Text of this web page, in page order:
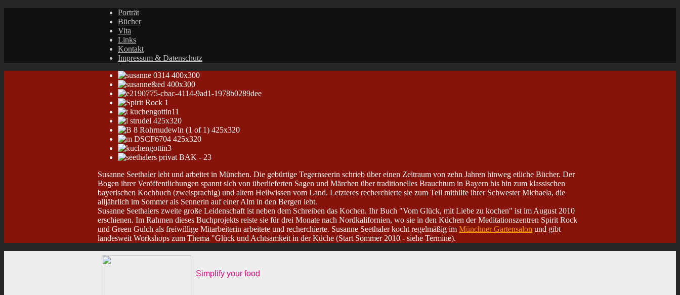
Porträt
Bücher
Vita
Links
Kontakt
Impressum & Datenschutz
Susanne Seethaler lebt und arbeitet in München. Die gebürtige Tegernseerin schrieb über einen Zeitraum von zehn Jahren hinweg etliche Bücher. Der
Bogen ihrer Veröffentlichungen spannt sich von überlieferten Sagen und Märchen über traditionelles Brauchtum in Bayern bis hin zum klassischen
bayerischen Kochbuch (zweisprachig) und altem Heilwissen vom Land. Letzteres recherchierte sie zum Teil mithilfe ihrer Schwester Michaela, die
alljährlich im Sommer als Sennerin auf einer Alm in den Bergen lebt.
Susanne Seethalers zweite große Leidenschaft ist neben dem Schreiben das Kochen. Ihr Buch "Vom Glück, mit Liebe zu kochen" ist im August 2010
erschienen. Im Rahmen dieses Buchprojekts reiste sie für drei Monate nach Nordkalifornien, wo sie in den Küchen der Meditationszentren Spirit Rock
und Green Gulch als freiwillige Mitarbeiterin arbeitete und recherchierte. Susanne Seethaler kocht regelmäßig im Münchner Gartensalon und gibt
landesweit Workshops zum Thema "Glück und Achtsamkeit in der Küche (Start Sommer 2010 - siehe Termine).
Simplify your food